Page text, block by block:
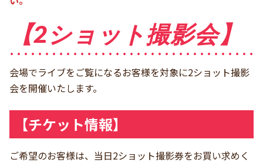
【2ショット撮影会】
会場でライブをご覧になるお客様を対象に2ショット撮影
会を開催いたします。
【チケット情報】
ご希望のお客様は、当日2ショット撮影券をお買い求めく